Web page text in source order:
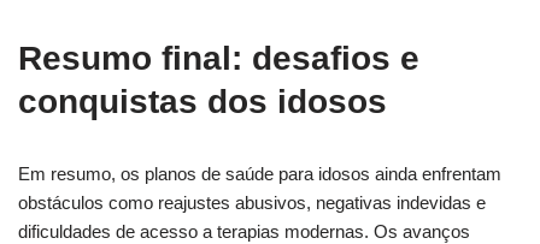
Resumo final: desafios e
conquistas dos idosos
Em resumo, os planos de saúde para idosos ainda enfrentam
obstáculos como reajustes abusivos, negativas indevidas e
dificuldades de acesso a terapias modernas. Os avanços